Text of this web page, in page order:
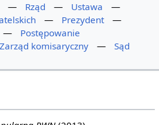
— Rząd — Ustawa
—
— Prezydent
—
—
Postępowanie
Zarząd komisaryczny —
Sąd